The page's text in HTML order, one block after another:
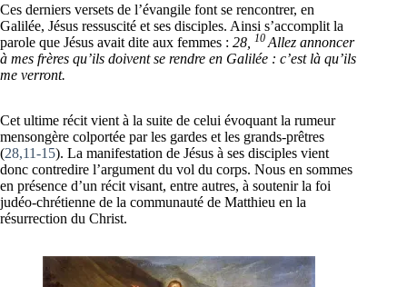
Ces derniers versets de l’évangile font se rencontrer, en
Galilée, Jésus ressuscité et ses disciples. Ainsi s’accomplit la
parole que Jésus avait dite aux femmes : 28, 10 Allez annoncer
à mes frères qu’ils doivent se rendre en Galilée : c’est là qu’ils
me verront.
Cet ultime récit vient à la suite de celui évoquant la rumeur
mensongère colportée par les gardes et les grands-prêtres
(28,11-15). La manifestation de Jésus à ses disciples vient
donc contredire l’argument du vol du corps. Nous en sommes
en présence d’un récit visant, entre autres, à soutenir la foi
judéo-chrétienne de la communauté de Matthieu en la
résurrection du Christ.